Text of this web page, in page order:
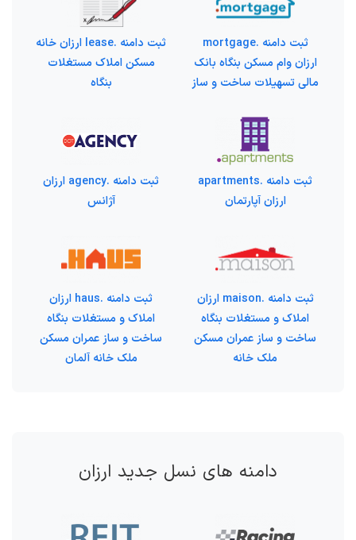
ثبت دامنه .mortgage
ارزان وام مسکن بنگاه بانک
مالی تسهیلات ساخت و ساز
ثبت دامنه .lease ارزان خانه
مسکن املاک مستغلات
بنگاه
ثبت دامنه .apartments
ارزان آپارتمان
ثبت دامنه .agency ارزان
آژانس
ثبت دامنه .maison ارزان
املاک و مستغلات بنگاه
ساخت و ساز عمران مسکن
ملک خانه
ثبت دامنه .haus ارزان
املاک و مستغلات بنگاه
ساخت و ساز عمران مسکن
ملک خانه آلمان
دامنه های نسل جدید ارزان